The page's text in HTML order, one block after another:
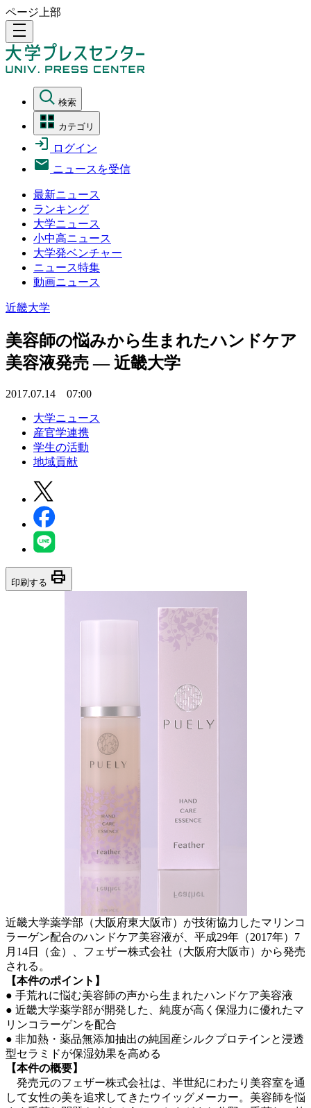
ページ上部
density_medium
検索
カテゴリ
ログイン
ニュースを受信
最新ニュース
ランキング
大学ニュース
小中高ニュース
大学発ベンチャー
ニュース特集
動画ニュース
近畿大学
美容師の悩みから生まれたハンドケア
美容液発売 — 近畿大学
2017.07.14 07:00
大学ニュース
産官学連携
学生の活動
地域貢献
印刷する print
近畿大学薬学部（大阪府東大阪市）が技術協力したマリンコ
ラーゲン配合のハンドケア美容液が、平成29年（2017年）7
月14日（金）、フェザー株式会社（大阪府大阪市）から発売
される。
【本件のポイント】
● 手荒れに悩む美容師の声から生まれたハンドケア美容液
● 近畿大学薬学部が開発した、純度が高く保湿力に優れたマ
リンコラーゲンを配合
● 非加熱・薬品無添加抽出の純国産シルクプロテインと浸透
型セラミドが保湿効果を高める
【本件の概要】
発売元のフェザー株式会社は、半世紀にわたり美容室を通
して女性の美を追求してきたウイッグメーカー。美容師を悩